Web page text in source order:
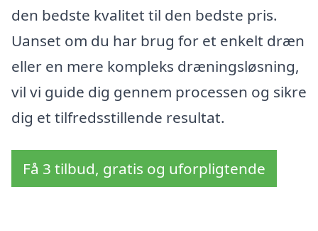
den bedste kvalitet til den bedste pris.
Uanset om du har brug for et enkelt dræn
eller en mere kompleks dræningsløsning,
vil vi guide dig gennem processen og sikre
dig et tilfredsstillende resultat.
Få 3 tilbud, gratis og uforpligtende